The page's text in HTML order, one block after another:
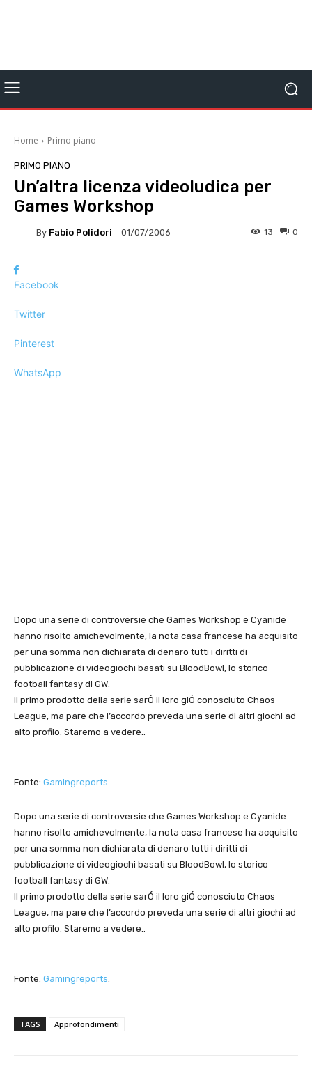
Home Primo piano
PRIMO PIANO
Un’altra licenza videoludica per
Games Workshop
By Fabio Polidori 01/07/2006 0
13
Facebook
Twitter
Pinterest
WhatsApp
Dopo una serie di controversie che Games Workshop e Cyanide
hanno risolto amichevolmente, la nota casa francese ha acquisito
per una somma non dichiarata di denaro tutti i diritti di
pubblicazione di videogiochi basati su BloodBowl, lo storico
football fantasy di GW.
Il primo prodotto della serie sarÓ il loro giÓ conosciuto Chaos
League, ma pare che l’accordo preveda una serie di altri giochi ad
alto profilo. Staremo a vedere..
Fonte: Gamingreports.
Dopo una serie di controversie che Games Workshop e Cyanide
hanno risolto amichevolmente, la nota casa francese ha acquisito
per una somma non dichiarata di denaro tutti i diritti di
pubblicazione di videogiochi basati su BloodBowl, lo storico
football fantasy di GW.
Il primo prodotto della serie sarÓ il loro giÓ conosciuto Chaos
League, ma pare che l’accordo preveda una serie di altri giochi ad
alto profilo. Staremo a vedere..
Fonte: Gamingreports.
TAGS Approfondimenti